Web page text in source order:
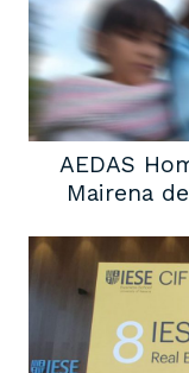
AEDAS
Mairena